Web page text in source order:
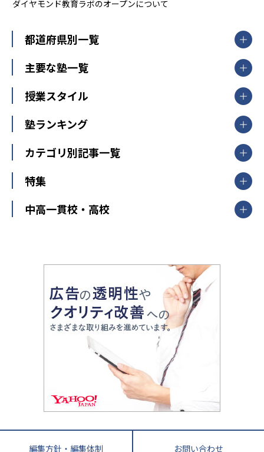
ダイヤモンド教育ラボのオープンについて
都道府県別一覧
北海道・東北
山形県
福島県
関東
東京都
神奈川県
茨城県
栃木県
群馬県
新潟県
中部
愛知県
静岡県
長野県
大阪府
兵庫県 京都府 奈良県
和歌山県
鳥取県
島根県 岡山県 広島県
香川県
高知県
長崎県 熊本県
鹿児島県 沖縄県
主要な塾一覧
【掲載塾一覧を見る】
東京個別指導学院
明光義塾
個別教室のトライ
武田塾
授業スタイル
個別指導
オンライン指導
塾ランキング
中学受験ランキング
カテゴリ別記事一覧
中学受験
大学受験
教育全般
中学受験に熱心な市区町村ランキング
小学校受験
家庭教師
特集
開成番長直伝！子どもの受験を成功させる方法
運動と遊びを考える
情報Ⅰ、数学が苦手な人注目！最短距離の学力
アップ法
悩み多き「大学受験」相談室
英語・英会話・英検対策
小学校教師が解説！中学受験のリアル
教育ジャーナリストが徹底解説！ 大学受験の羅
中高一貫校・高校
大学入試改革
ママテクエグザム
進化する中高一貫校・高校
編集方針・編集体制 お問い合わせ